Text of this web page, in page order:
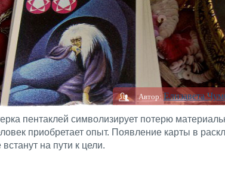
Автор: Елизавета
пентаклей символизирует потерю
приобретает опыт. Появление карты в
на пути к цели.